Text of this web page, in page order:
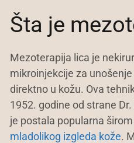
Šta je
Mezoterapija lica je
mikroinjekcije za
direktno u kožu. Ova
1952. godine od strane
je postala popularna
mladolikog izgleda kože.